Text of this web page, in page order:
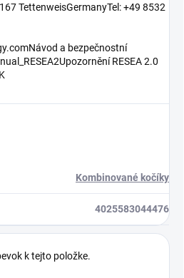
TettenweisGermanyTel: +49 8532
a bezpečnostní
RESEA 2.0
Kombinované kočíky
4025583044476
k tejto položke.